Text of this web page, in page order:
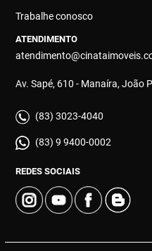
Trabalhe conosco
ATENDIMENTO
Av. Sapé, 610 - Manaíra, João
(83) 3023-4040
(83) 9 9400-0002
REDES SOCIAIS